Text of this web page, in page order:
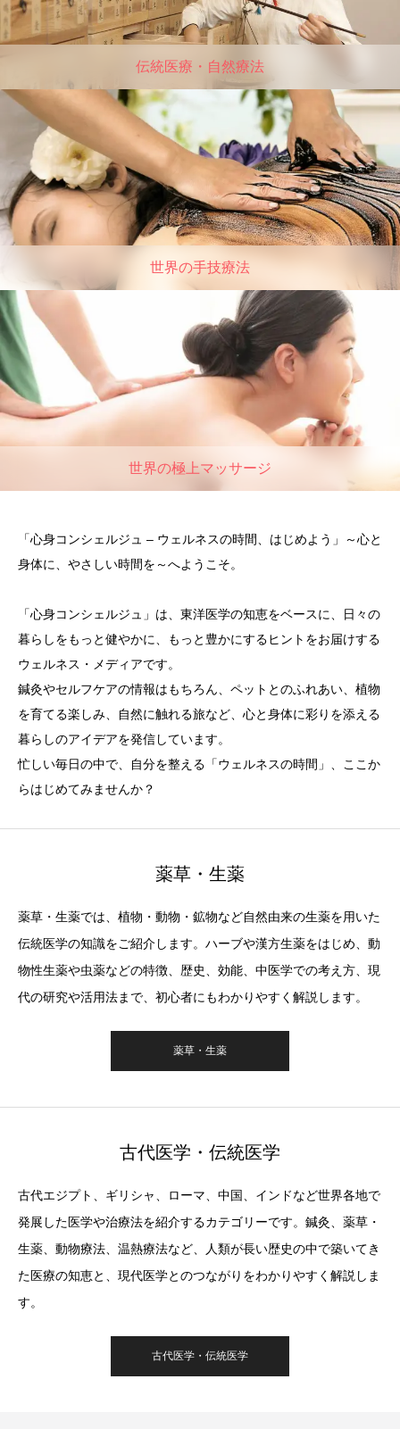
伝統医療・自然療法
世界の手技療法
世界の極上マッサージ
「心身コンシェルジュ – ウェルネスの時間、はじめよう」～心と
身体に、やさしい時間を～へようこそ。
「心身コンシェルジュ」は、東洋医学の知恵をベースに、日々の
暮らしをもっと健やかに、もっと豊かにするヒントをお届けする
ウェルネス・メディアです。
鍼灸やセルフケアの情報はもちろん、ペットとのふれあい、植物
を育てる楽しみ、自然に触れる旅など、心と身体に彩りを添える
暮らしのアイデアを発信しています。
忙しい毎日の中で、自分を整える「ウェルネスの時間」、ここか
らはじめてみませんか？
薬草・生薬
薬草・生薬では、植物・動物・鉱物など自然由来の生薬を用いた
伝統医学の知識をご紹介します。ハーブや漢方生薬をはじめ、動
物性生薬や虫薬などの特徴、歴史、効能、中医学での考え方、現
代の研究や活用法まで、初心者にもわかりやすく解説します。
薬草・生薬
古代医学・伝統医学
古代エジプト、ギリシャ、ローマ、中国、インドなど世界各地で
発展した医学や治療法を紹介するカテゴリーです。鍼灸、薬草・
生薬、動物療法、温熱療法など、人類が長い歴史の中で築いてき
た医療の知恵と、現代医学とのつながりをわかりやすく解説しま
す。
古代医学・伝統医学